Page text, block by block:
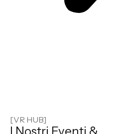
[VR HUB]